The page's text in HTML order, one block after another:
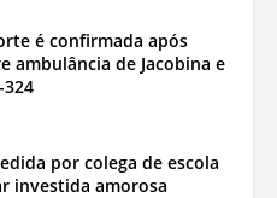
é confirmada após
ambulância de Jacobina e
324
por colega de escola
investida amorosa